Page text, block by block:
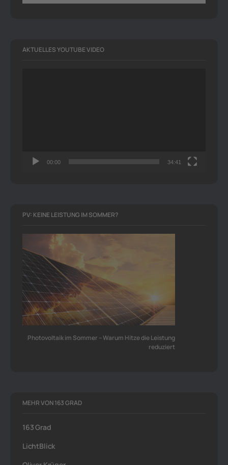
AKTUELLES YOUTUBE VIDEO
00:00 34:41
PV: KEINE LEISTUNG IM SOMMER?
Photovoltaik im Sommer – Warum Hitze die Leistung
reduziert
MEHR VON 163 GRAD
163 Grad
LichtBlick